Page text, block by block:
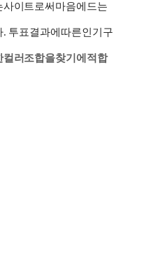
사이트로써 마음에 드는
. 투표결과에 따른인기 구
컬러조합을찾기에 적합